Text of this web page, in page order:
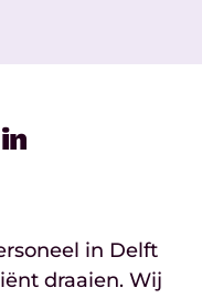
in Delft
draaien. Wij